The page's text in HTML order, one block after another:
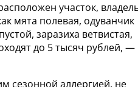
участок,
мята полевая, одуванчик
заразиха ветвистая,
до 5 тысяч рублей, —
сезонной аллергией, не